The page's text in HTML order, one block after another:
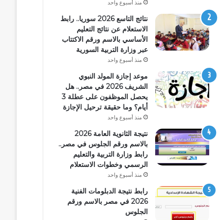
منذ أسبوع واحد
نتائج التاسع 2026 سوريا.. رابط
الاستعلام عن نتائج التعليم
الأساسي بالاسم ورقم الاكتتاب
عبر وزارة التربية السورية
منذ أسبوع واحد
موعد إجازة المولد النبوي
الشريف 2026 في مصر.. هل
يحصل الموظفون على عطلة 3
أيام؟ وما حقيقة ترحيل الإجازة
منذ أسبوع واحد
نتيجة الثانوية العامة 2026
بالاسم ورقم الجلوس في مصر..
رابط وزارة التربية والتعليم
الرسمي وخطوات الاستعلام
منذ أسبوع واحد
رابط نتيجة الدبلومات الفنية
2026 في مصر بالاسم ورقم
الجلوس